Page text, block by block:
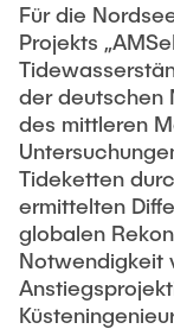
Für die
Projekts
der deutschen
des mittleren
Tideketten
ermittelten
globalen
Notwendigkeit